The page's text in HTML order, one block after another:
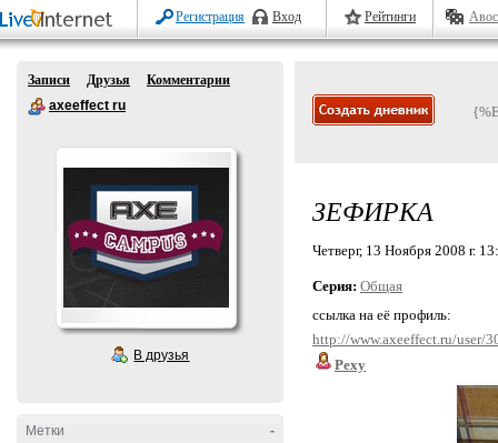
Регистрация Вход Рейтинги
Записи Друзья
Комментарии
axeeffect ru
В друзья
-
Метки
ЗЕФИРКА
Четверг, 13 Ноября 2008 г.
Серия: Общая
ссылка на её профиль:
http://www.axeeffect.ru/user/
Pexy